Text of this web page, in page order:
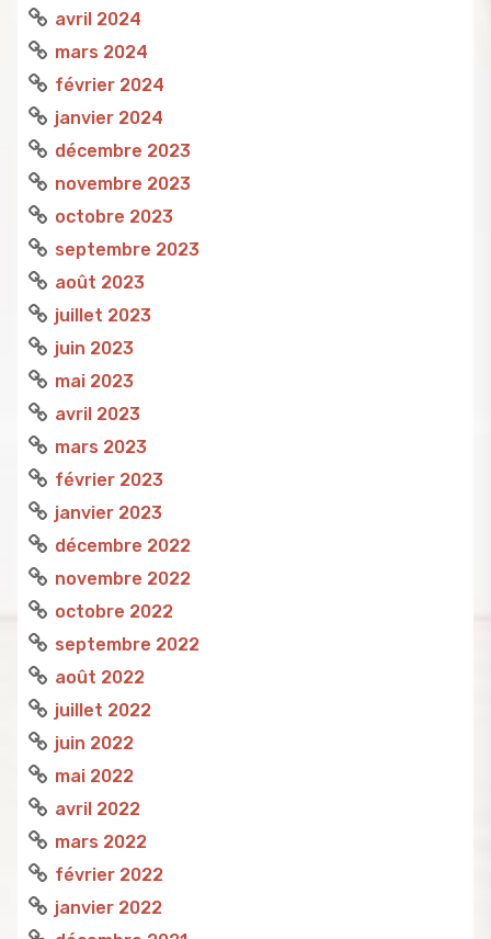
avril 2024
mars 2024
février 2024
janvier 2024
décembre 2023
novembre 2023
octobre 2023
septembre 2023
août 2023
juillet 2023
juin 2023
mai 2023
avril 2023
mars 2023
février 2023
janvier 2023
décembre 2022
novembre 2022
octobre 2022
septembre 2022
août 2022
juillet 2022
juin 2022
mai 2022
avril 2022
mars 2022
février 2022
janvier 2022